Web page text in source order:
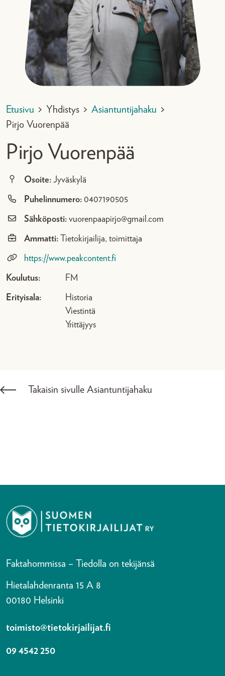
Etusivu > Yhdistys > Asiantuntijahaku >
Pirjo Vuorenpää
Pirjo Vuorenpää
Osoite: Jyväskylä
Puhelinnumero: 0407190505
Sähköposti: vuorenpaapirjo@gmail.com
Ammatti: Tietokirjailija, toimittaja
https://www.peakcontent.fi
Koulutus: FM
Erityisala:
Historia
Viestintä
Yrittäjyys
Takaisin sivulle Asiantuntijahaku
Faktahommissa – Tiedolla on tekijänsä
Hietalahdenranta 15 A 8
00180 Helsinki
toimisto@tietokirjailijat.fi
09 4542 250